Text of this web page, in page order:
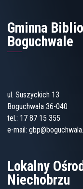
Gminna
Boguchwale
ul. Suszyckich 13
Boguchwała 36-040
tel.: 17 87 15 355
e-mail:
Lokalny
Niechobrzu